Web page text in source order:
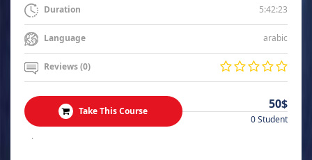
Duration 5:42:23
Language arabic
Reviews (0)
Take This Course 50$
0 Student
.